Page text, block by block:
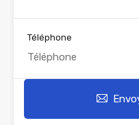
Téléphone